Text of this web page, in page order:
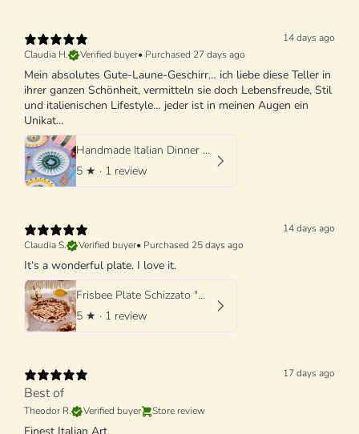
14 days ago
Claudia H.
Verified buyer• Purchased 27 days ago
Mein absolutes Gute-Laune-Geschirr… ich liebe diese Teller in
ihrer ganzen Schönheit, vermitteln sie doch Lebensfreude, Stil
und italienischen Lifestyle… jeder ist in meinen Augen ein
Unikat…
Handmade Italian Dinner Plate 27 cm | Large Ceramic Plate
5 ★ · 1 review
14 days ago
Claudia S.
Verified buyer• Purchased 25 days ago
It‘s a wonderful plate. I love it.
Frisbee Plate Schizzato "Marone"
5 ★ · 1 review
17 days ago
Best of
Theodor R. Verified buyer Store review